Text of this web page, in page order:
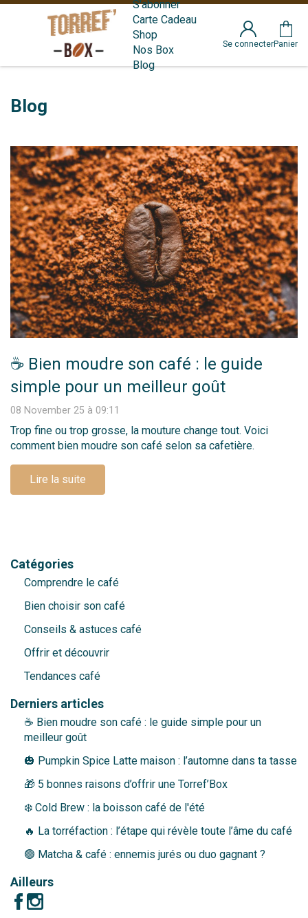
S'abonner
Carte Cadeau
Shop
Nos Box
Blog
Se connecterPanier
Blog
☕ Bien moudre son café : le guide
simple pour un meilleur goût
08 November 25 à 09:11
Trop fine ou trop grosse, la mouture change tout. Voici
comment bien moudre son café selon sa cafetière.
Lire la suite
Catégories
Comprendre le café
Bien choisir son café
Conseils & astuces café
Offrir et découvrir
Tendances café
Derniers articles
☕ Bien moudre son café : le guide simple pour un
meilleur goût
🎃 Pumpkin Spice Latte maison : l’automne dans ta tasse
🎁 5 bonnes raisons d’offrir une Torref’Box
❄️ Cold Brew : la boisson café de l'été
🔥 La torréfaction : l’étape qui révèle toute l’âme du café
🟢 Matcha & café : ennemis jurés ou duo gagnant ?
Ailleurs